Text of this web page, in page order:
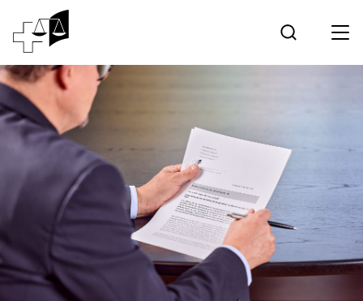
Kontakt
Rechtsprechung
Bundesgericht
Arbeiten am Bundesgericht
Medien